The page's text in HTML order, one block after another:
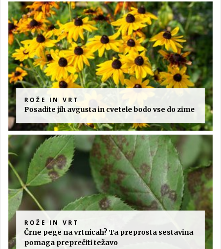
ROŽE IN VRT
Posadite jih avgusta in cvetele bodo vse do zime
ROŽE IN VRT
Črne pege na vrtnicah? Ta preprosta sestavina
pomaga preprečiti težavo